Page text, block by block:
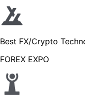
Best FX/Crypto
FOREX EXPO